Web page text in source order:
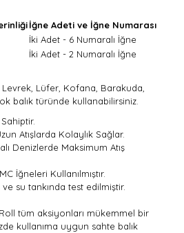
İğne Adeti ve İğne Numarası
İki Adet - 6 Numaralı İğne
İki Adet - 2 Numaralı İğne
Levrek, Lüfer, Kofana, Barakuda,
balık türünde kullanabilirsiniz.
Atışlarda Kolaylık Sağlar.
Denizlerde Maksimum Atış
İğneleri Kullanılmıştır.
su tankında test edilmiştir.
tüm aksiyonları mükemmel bir
kullanıma uygun sahte balık